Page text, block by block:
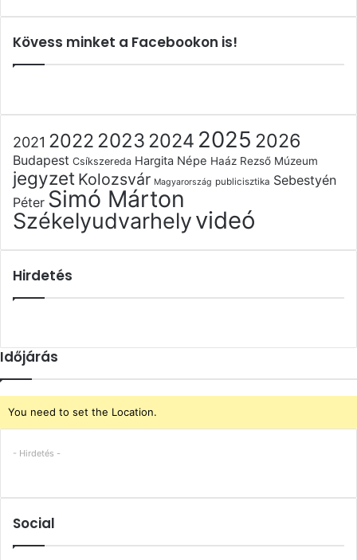
Kövess minket a Facebookon is!
2021 2022 2023 2024 2025 2026
Budapest Csíkszereda Hargita Népe Haáz Rezső Múzeum
jegyzet Kolozsvár Magyarország publicisztika Sebestyén
Péter Simó Márton
Székelyudvarhelyvideó
Hirdetés
Időjárás
You need to set the Location.
- Hirdetés -
Social